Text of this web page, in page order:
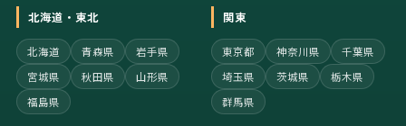
北海道・東北
北海道 青森県
岩手県
宮城県
秋田県
山形県
福島県
関東
東京都 神奈川県
千葉県
埼玉県
茨城県
栃木県
群馬県